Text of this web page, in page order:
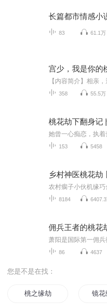
长篇都市情感小
83 61.1万
宫少，我是你的
358 55.5万
桃花劫下翻身记
153 5458
乡村神医桃花劫
8184
佣兵王者的桃花
86 4637
您是不是在找：
桃之缘劫 镜花